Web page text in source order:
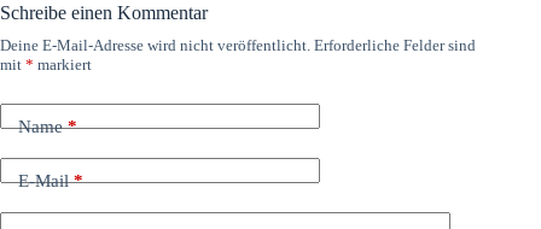
Schreibe einen Kommentar
Deine E-Mail-Adresse wird nicht veröffentlicht. Erforderliche Felder sind
mit * markiert
Name*
E-Mail*